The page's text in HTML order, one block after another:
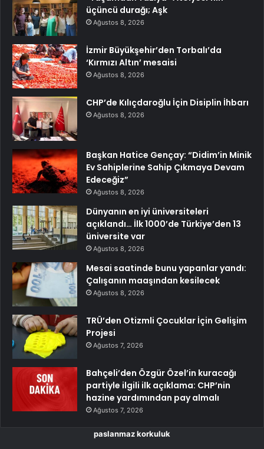
üçüncü durağı; Aşk
Ağustos 8, 2026
İzmir Büyükşehir’den Torbalı’da
‘Kırmızı Altın’ mesaisi
Ağustos 8, 2026
CHP’de Kılıçdaroğlu İçin Disiplin İhbarı
Ağustos 8, 2026
Başkan Hatice Gençay: “Didim’in Minik
Ev Sahiplerine Sahip Çıkmaya Devam
Edeceğiz”
Ağustos 8, 2026
Dünyanın en iyi üniversiteleri
açıklandı… İlk 1000’de Türkiye’den 13
üniversite var
Ağustos 8, 2026
Mesai saatinde bunu yapanlar yandı:
Çalışanın maaşından kesilecek
Ağustos 8, 2026
TRÜ’den Otizmli Çocuklar İçin Gelişim
Projesi
Ağustos 7, 2026
Bahçeli’den Özgür Özel’in kuracağı
partiyle ilgili ilk açıklama: CHP’nin
hazine yardımından pay almalı
Ağustos 7, 2026
paslanmaz korkuluk